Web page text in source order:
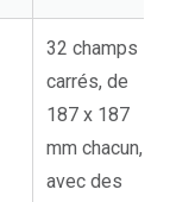
32 champs
carrés, de
187 x 187
mm chacun,
avec des